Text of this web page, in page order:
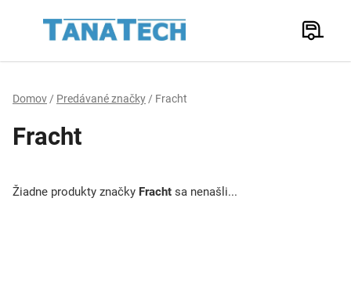
Hľadať
Domov / Predávané značky / Fracht
Fracht
Žiadne produkty značky Fracht sa nenašli...